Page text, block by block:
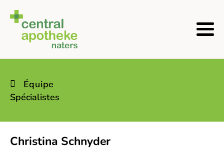
Équipe
Spécialistes
Christina Schnyder